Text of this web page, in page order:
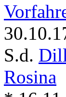
S.d.
Rosina